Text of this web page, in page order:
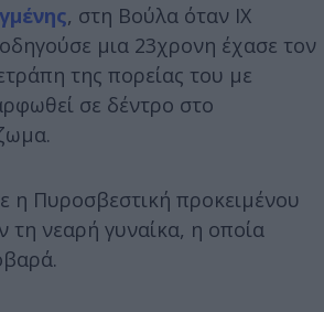
, στη Βούλα όταν ΙΧ
μια 23χρονη έχασε τον
της πορείας του με
σε δέντρο στο
η Πυροσβεστική προκειμένου
τη νεαρή γυναίκα, η οποία